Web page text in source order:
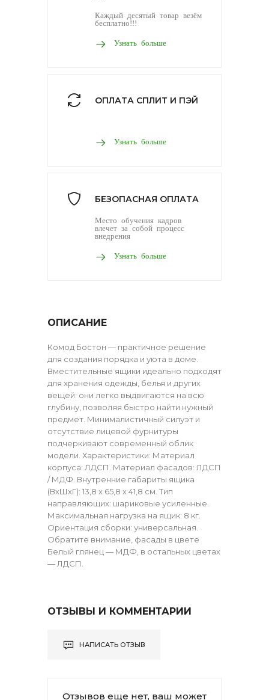
Каждый десятый товар везём
бесплатно!!!
Узнать больше
ОПЛАТА СПЛИТ И ПЭЙ
Узнать больше
БЕЗОПАСНАЯ ОПЛАТА
Место обучения кадров
влечет за собой процесс
внедрения
Узнать больше
ОПИСАНИЕ
Комод Бостон — практичное решение
для создания порядка и уюта в доме.
Вместительные ящики идеально подходят
для хранения одежды, белья и других
вещей: они легко выдвигаются на всю
глубину, позволяя быстро найти нужный
предмет. Минималистичный силуэт и
отсутствие лицевой фурнитуры
подчеркивают современный облик
модели. Характеристики: Материал
корпуса: ЛДСП. Материал фасадов: ЛДСП
/ МДФ. Внутренние габариты ящика
(ВхШхГ): 13,8 х 65,8 х 41,8 см. Тип
направляющих: шариковые усиленные.
Максимальная нагрузка на ящик: 8 кг.
Ориентация сборки: универсальная.
Обратите внимание, фасады в цвете
Белый глянец — МДФ, в остальных цветах
— ЛДСП.
ОТЗЫВЫ И КОММЕНТАРИИ
НАПИСАТЬ ОТЗЫВ
Отзывов еще нет, ваш может